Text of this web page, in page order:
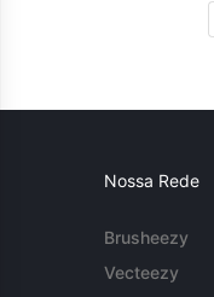
Nossa Rede
Brusheezy
Vecteezy